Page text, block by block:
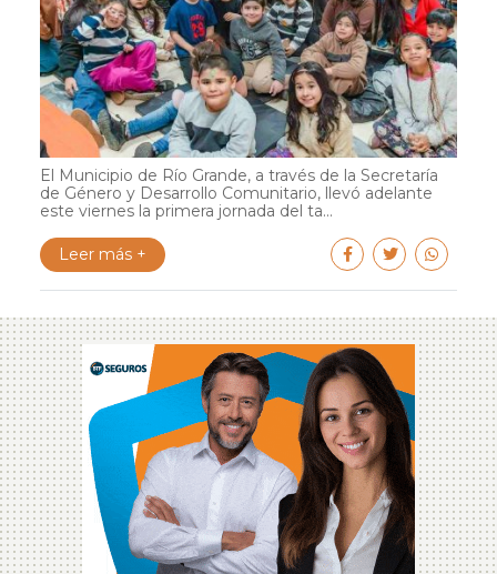
El Municipio de Río Grande, a través de la Secretaría
de Género y Desarrollo Comunitario, llevó adelante
este viernes la primera jornada del ta...
Leer más +